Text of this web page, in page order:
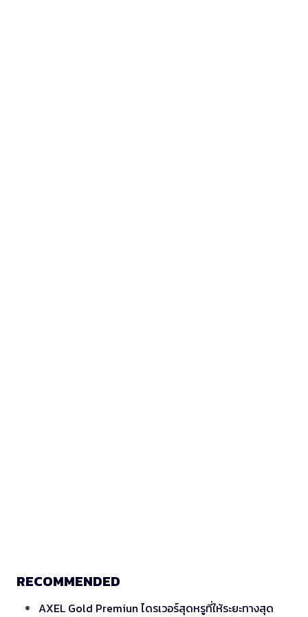
RECOMMENDED
AXEL Gold Premiun ไดรเวอร์สุดหรูที่ให้ระยะทางสุด